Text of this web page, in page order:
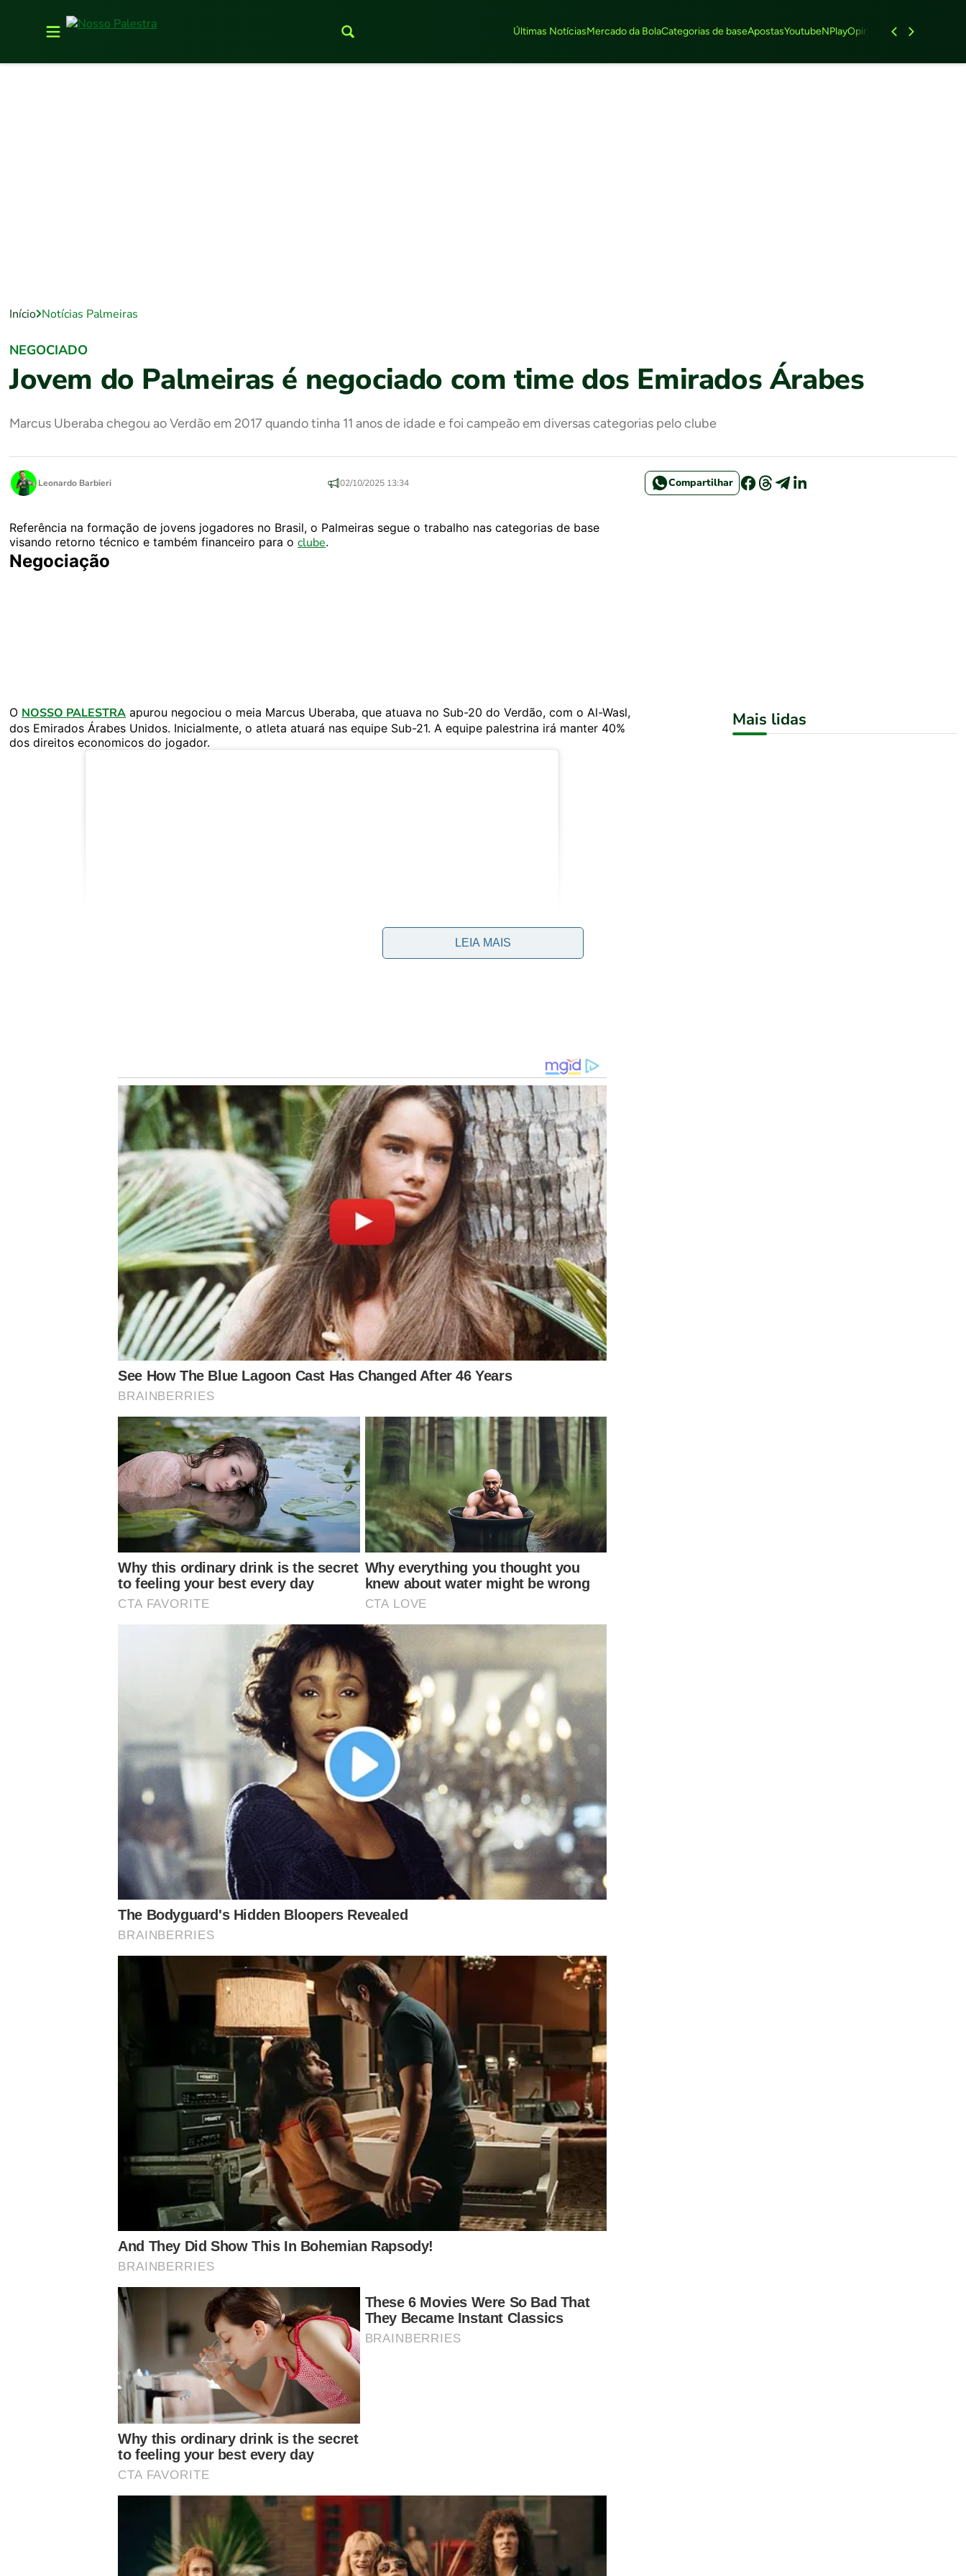
Últimas NotíciasMercado da BolaCategorias de baseApostasYoutubeNPlayOpinião Feminino
Início Notícias Palmeiras
NEGOCIADO
Jovem do Palmeiras é negociado com time dos Emirados Árabes
Marcus Uberaba chegou ao Verdão em 2017 quando tinha 11 anos de idade e foi campeão em diversas categorias pelo clube
Leonardo Barbieri 02/10/2025 13:34 Compartilhar
Referência na formação de jovens jogadores no Brasil, o Palmeiras segue o trabalho nas categorias de base
visando retorno técnico e também financeiro para o clube.
Negociação
O NOSSO PALESTRA apurou negociou o meia Marcus Uberaba, que atuava no Sub-20 do Verdão, com o Al-Wasl,
dos Emirados Árabes Unidos. Inicialmente, o atleta atuará nas equipe Sub-21. A equipe palestrina irá manter 40%
dos direitos economicos do jogador.
A Cria da Academia chegou ao Palmeiras com 11 anos, em 2017, e desde então passou por todas categorias do
Maior Campeão do Brasil, colecionando títulos como Campeonato Brasileiro Sub-17 (2022 e 2023), Paulista Sub-
17 (2022), Copa do Brasil Sub-17 (2022 e 2023), Paulista Sub-11, Paulista Sub-13, Paulista Sub-15.
Notícias Relacionadas
Recentemente, outro jogador revelado pelo Alviverde se transferiu para o Al-Wasl. O zagueiro Gabriel Vareta foi
vendido para a equipe que é comandada por Luís Castro, ex-treinador do Botafogo.
Próximos jogos do Palmeiras
São Paulo x Palmeiras– Campeonato Brasileiro – 5/10 (domingo), 16h (de Brasília)
Palmeiras x Juventude– Campeonato Brasileiro – 11/10 (sábado), 19h (de Brasília)
Conheça o canal do Nosso Palestra no Youtube
Siga o Nosso Palestra nas redes sociais
Categorias de base Verdão
Mais lidas
LEIA MAIS